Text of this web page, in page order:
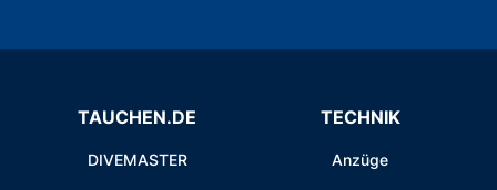
TAUCHEN.DE
DIVEMASTER
TECHNIK
Anzüge